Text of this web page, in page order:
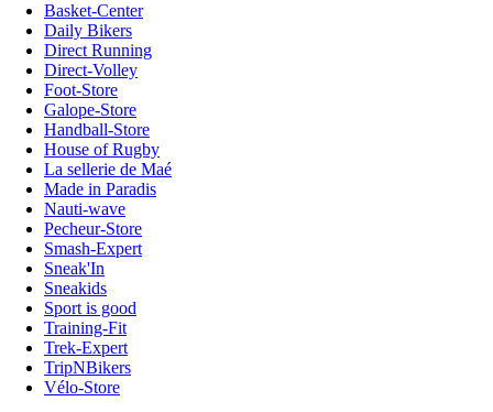
Basket-Center
Daily Bikers
Direct Running
Direct-Volley
Foot-Store
Galope-Store
Handball-Store
House of Rugby
La sellerie de Maé
Made in Paradis
Nauti-wave
Pecheur-Store
Smash-Expert
Sneak'In
Sneakids
Sport is good
Training-Fit
Trek-Expert
TripNBikers
Vélo-Store